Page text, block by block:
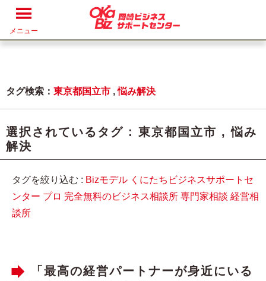
メニュー
タグ検索： 東京都国立市 ,悩み解決
選択されているタグ : 東京都国立市 ,悩み
解決
タグを絞り込む : Bizモデル くにたちビジネスサポートセ
ンター プロ 完全無料のビジネス相談所 専門家相談 経営相
談所
「最高の経営パートナーが身近にいる